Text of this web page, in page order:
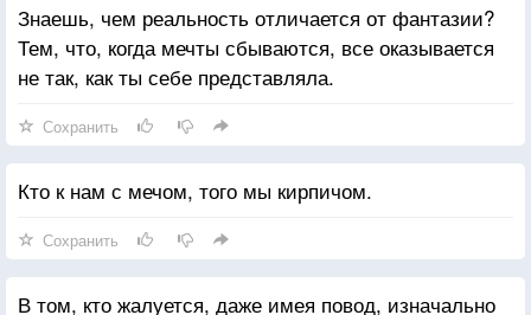
Знаешь, чем реальность отличается от фантазии?
Тем, что, когда мечты сбываются, все оказывается
не так, как ты себе представляла.
Сохранить
Кто к нам с мечом, того мы кирпичом.
Сохранить
В том, кто жалуется, даже имея повод, изначально